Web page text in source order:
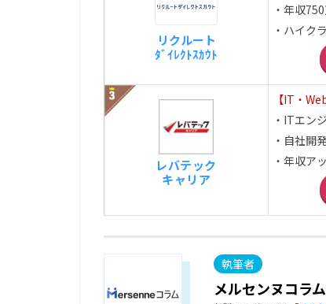
リクルート
ﾀﾞｲﾚｸﾄｽｶｳﾄ
・年収
・ハイク
レバテック
キャリア
【IT・
・ITエン
・自社開
・年収ア
メルセンヌコラ